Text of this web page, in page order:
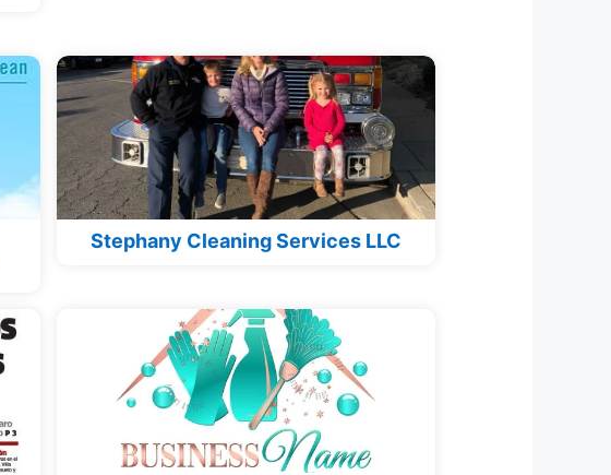
Stephany Cleaning Services LLC